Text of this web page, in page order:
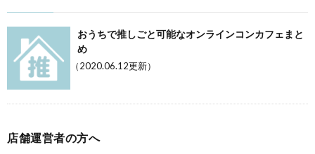
おうちで推しごと可能なオンラインコンカフェまと
め
（2020.06.12更新）
店舗運営者の方へ